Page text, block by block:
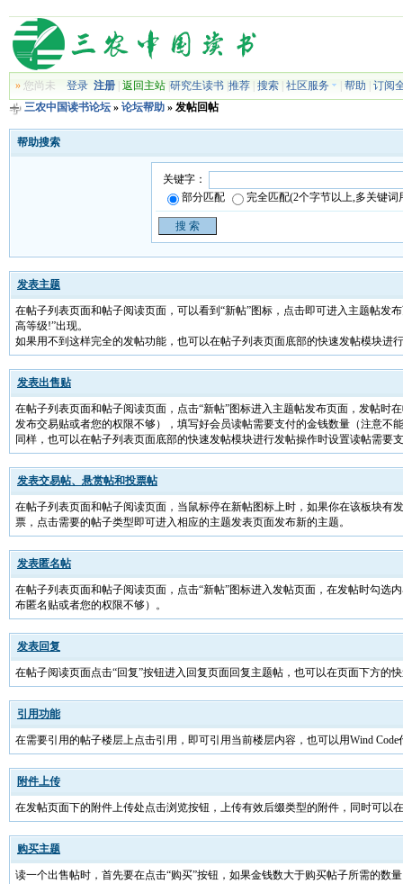
»您尚未 登录 注册| 返回主站| 研究生读书| 推荐| 搜索| 社区服务 帮助
订阅
三农中国读书论坛» 论坛帮助» 发帖回帖
帮助搜索
关键字：
部分匹配
完全匹配(2个字节以上,多关键词
发表主题
在帖子列表页面和帖子阅读页面，可以看到“新帖”图标，点击即可进入主题帖
高等级!”出现。
如果用不到这样完全的发帖功能，也可以在帖子列表页面底部的快速发帖模块进
发表出售贴
在帖子列表页面和帖子阅读页面，点击“新帖”图标进入主题帖发布页面，发帖时
发布交易贴或者您的权限不够），填写好会员读帖需要支付的金钱数量（注意不
同样，也可以在帖子列表页面底部的快速发帖模块进行发帖操作时设置读帖需要
发表交易帖、悬赏帖和投票帖
在帖子列表页面和帖子阅读页面，当鼠标停在新帖图标上时，如果你在该板块
票，点击需要的帖子类型即可进入相应的主题发表页面发布新的主题。
发表匿名帖
在帖子列表页面和帖子阅读页面，点击“新帖”图标进入发帖页面，在发帖时勾
布匿名贴或者您的权限不够）。
发表回复
在帖子阅读页面点击“回复”按钮进入回复页面回复主题帖，也可以在页面下方的
引用功能
在需要引用的帖子楼层上点击引用，即可引用当前楼层内容，也可以用Wind
附件上传
在发帖页面下的附件上传处点击浏览按钮，上传有效后缀类型的附件，同时可以
购买主题
读一个出售帖时，首先要在点击“购买”按钮，如果金钱数大于购买帖子所需的数